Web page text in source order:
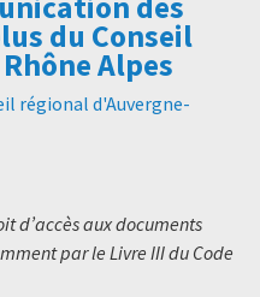
du Conseil
Alpes
régional d'Auvergne-
d’accès aux documents
par le Livre III du Code